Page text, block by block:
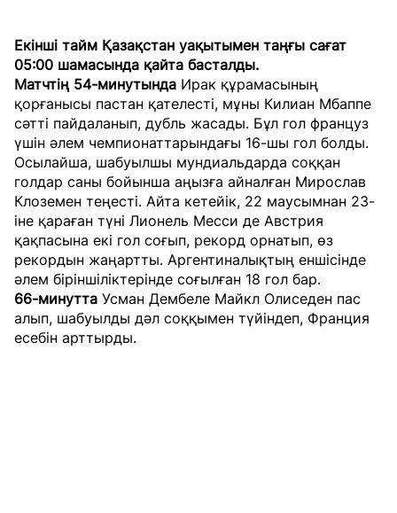
Екінші тайм Қазақстан уақытымен таңғы сағат
05:00 шамасында қайта басталды.
Матчтің 54-минутында Ирак құрамасының
қорғанысы пастан қателесті, мұны Килиан Мбаппе
сәтті пайдаланып, дубль жасады. Бұл гол француз
үшін әлем чемпионаттарындағы 16-шы гол болды.
Осылайша, шабуылшы мундиальдарда соққан
голдар саны бойынша аңызға айналған Мирослав
Клоземен теңесті. Айта кетейік, 22 маусымнан 23-
іне қараған түні Лионель Месси де Австрия
қақпасына екі гол соғып, рекорд орнатып, өз
рекордын жаңартты. Аргентиналықтың еншісінде
әлем біріншіліктерінде соғылған 18 гол бар.
66-минутта Усман Дембеле Майкл Олиседен пас
алып, шабуылды дәл соққымен түйіндеп, Франция
есебін арттырды.